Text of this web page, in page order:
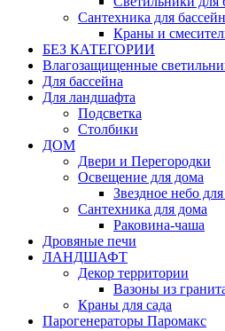
Сантехника для
Краны и
БЕЗ КАТЕГОРИИ
Влагозащищенные
Для бассейна
Для ландшафта
Подсветка
Столбики
ДОМ
Двери и Перегородки
Освещение для дома
Звездное небо
Сантехника для дома
Раковина-чаша
Дровяные печи
ЛАНДШАФТ
Декор территории
Вазоны из
Краны для сада
Парогенераторы Паромакс